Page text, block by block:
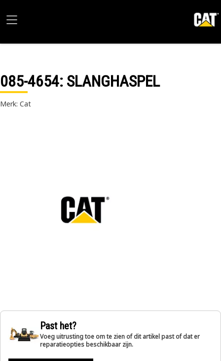
085-4654: SLANGHASPEL
Merk: Cat
Past het?
Voeg uitrusting toe om te zien of dit artikel past of dat er
reparatieopties beschikbaar zijn.